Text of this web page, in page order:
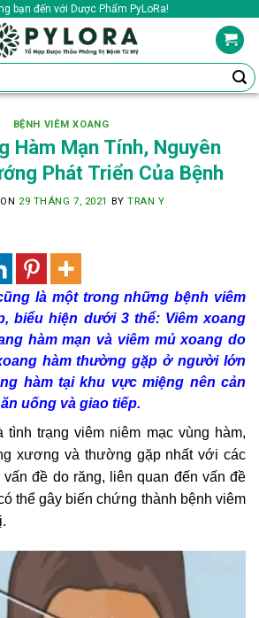
bạn đến với Dược Phẩm PyLoRa!
BỆNH VIÊM XOANG
Hàm Mạn Tính, Nguyên
Phát Triển Của Bệnh
29 THÁNG 7, 2021 BYTRAN Y
là một trong những bệnh viêm
biểu hiện dưới 3 thể: Viêm xoang
hàm mạn và viêm mủ xoang do
hàm thường gặp ở người lớn
hàm tại khu vực miệng nên cản
uống và giao tiếp.
tình trạng viêm niêm mạc vùng hàm,
xương và thường gặp nhất với các
đề do răng, liên quan đến vấn đề
thể gây biến chứng thành bệnh viêm